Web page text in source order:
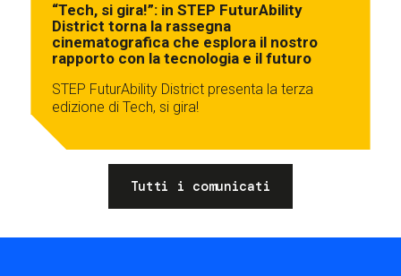
“Tech, si gira!”: in STEP FuturAbility
District torna la rassegna
cinematografica che esplora il nostro
rapporto con la tecnologia e il futuro
STEP FuturAbility District presenta la terza
edizione di Tech, si gira!
Tutti i comunicati